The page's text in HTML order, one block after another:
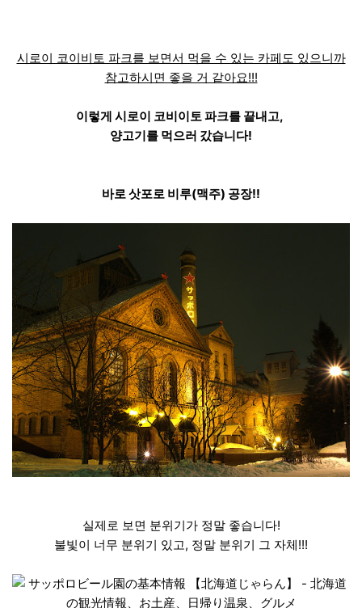
시로이 코이비토 파크를 보면서 먹을 수 있는 카페도 있으니까
참고하시면 좋을 거 같아요!!!
이렇게 시로이 코비이토 파크를 끝내고,
양고기를 먹으러 갔습니다!
바로 삿포로 비루(맥주) 공장!!
실제로 보면 분위기가 정말 좋습니다!
불빛이 너무 분위기 있고, 정말 분위기 그 자체!!!